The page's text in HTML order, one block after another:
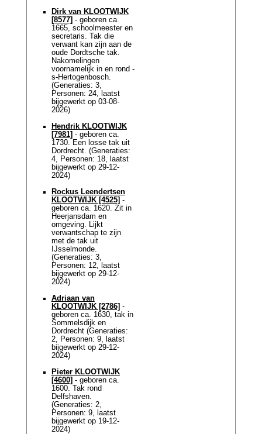
Dirk van KLOOTWIJK
[8577] - geboren ca.
1665, schoolmeester en
secretaris. Tak die
verwant kan zijn aan de
oude Dordtsche tak.
Nakomelingen
voornamelijk in en rond -
s-Hertogenbosch.
(Generaties: 3,
Personen: 24, laatst
bijgewerkt op 03-08-
2026)
Hendrik KLOOTWIJK
[7981] - geboren ca.
1730. Een losse tak uit
Dordrecht. (Generaties:
4, Personen: 18, laatst
bijgewerkt op 29-12-
2024)
Rockus Leendertsen
KLOOTWIJK [4525] -
geboren ca. 1620. Zit in
Heerjansdam en
omgeving. Lijkt
verwantschap te zijn
met de tak uit
IJsselmonde.
(Generaties: 3,
Personen: 12, laatst
bijgewerkt op 29-12-
2024)
Adriaan van
KLOOTWIJK [2786] -
geboren ca. 1630, tak in
Sommelsdijk en
Dordrecht (Generaties:
2, Personen: 9, laatst
bijgewerkt op 29-12-
2024)
Pieter KLOOTWIJK
[4600] - geboren ca.
1600. Tak rond
Delfshaven.
(Generaties: 2,
Personen: 9, laatst
bijgewerkt op 19-12-
2024)